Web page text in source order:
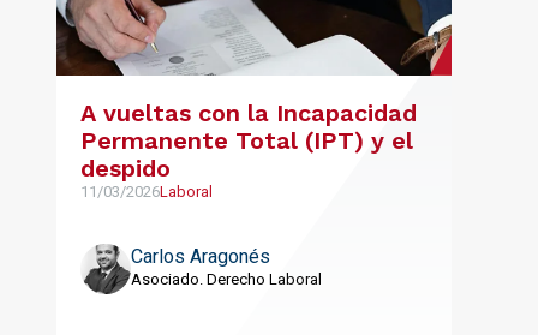
A vueltas con la Incapacidad
Permanente Total (IPT) y el
despido
11/03/2026Laboral
Carlos Aragonés
Asociado. Derecho Laboral